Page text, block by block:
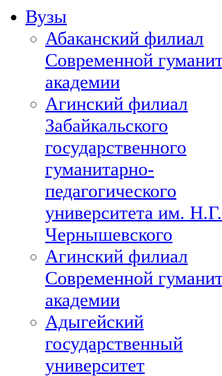
Вузы
Абаканский филиал
Современной
академии
Агинский филиал
Забайкальского
государственного
гуманитарно-
педагогического
университета им. Н.Г.
Чернышевского
Агинский филиал
Современной
академии
Адыгейский
государственный
университет